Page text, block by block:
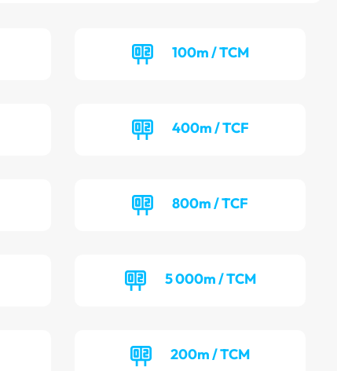
100m / TCM
400m / TCF
800m / TCF
5 000m / TCM
200m / TCM